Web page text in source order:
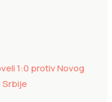
1:0 protiv Novog
Srbije